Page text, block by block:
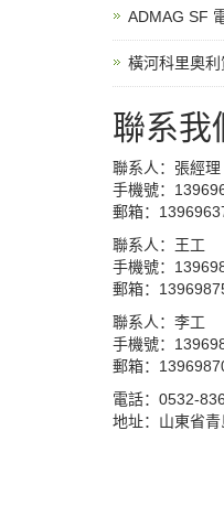
ADMAG SF
橫河科里奧
聯系我
聯系人：張經理
手機號：
郵箱：
聯系人：王工
手機號：
郵箱：
聯系人：李工
手機號：
郵箱：
電話：0532-
地址：山東省